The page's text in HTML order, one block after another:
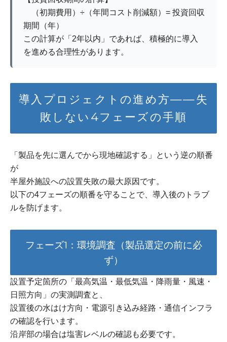
（初期費用）÷（年間コスト削減額）= 投資回収
期間（年）
この計算が「2年以内」であれば、積極的に導入
を進める合理性があります。
導入プロジェクトの進め方——失
敗しない4フェーズの手順
「製品を先に選んでから現地確認する」という逆の順番
が
半屋外施設への設置失敗の最大原因です。
以下の4フェーズの順番を守ることで、導入後のトラブ
ルを防げます。
フェーズ1：環境調査（製品選定の前に必
ず）
設置予定箇所の「最高気温・最低気温・降雨量・風速・
日照方向」の実測調査と、
設置後の水はけ方向・電源引き込み経路・通信インフラ
の確認を行います。
沿岸部の場合は塩害レベルの確認も必要です。